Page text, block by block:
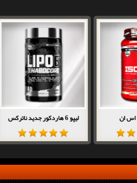
اس ان لیپو 6 هاردکور جدید ناترکس